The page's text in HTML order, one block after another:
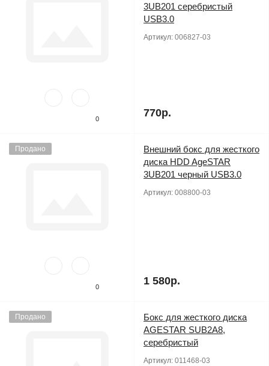
0
3UB201 серебристый
USB3.0
Артикул: 006827-03
770р.
Продано
0
Внешний бокс для жесткого
диска HDD AgeSTAR
3UB201 черный USB3.0
Артикул: 008800-03
1 580р.
Продано
Бокс для жесткого диска
AGESTAR SUB2A8,
серебристый
Артикул: 011468-03